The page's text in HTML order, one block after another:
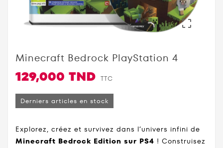

Minecraft Bedrock PlayStation 4
129,000 TND TTC
Derniers articles en stock
Explorez, créez et survivez dans l’univers infini de
Minecraft Bedrock Edition sur PS4 ! Construisez